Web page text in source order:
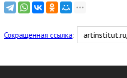
Сокращенная ссылка: